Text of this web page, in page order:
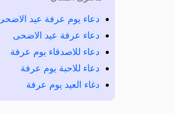
دعاء يوم عرفة عيد
دعاء عرفة عيد الاضحى
دعاء للاصدقاء يوم عرفة
دعاء للاحبة يوم عرفة
دغاء العيد يوم عرفة